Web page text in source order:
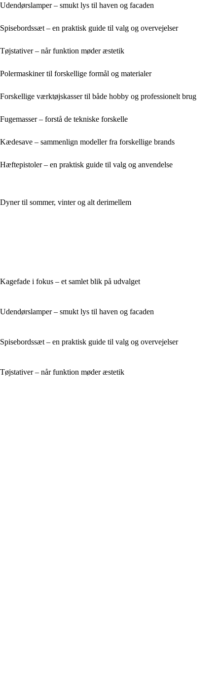
Udendørslamper – smukt lys til haven og facaden
Spisebordssæt – en praktisk guide til valg og overvejelser
Tøjstativer – når funktion møder æstetik
Polermaskiner til forskellige formål og materialer
Forskellige værktøjskasser til både hobby og professionelt brug
Fugemasser – forstå de tekniske forskelle
Kædesave – sammenlign modeller fra forskellige brands
Hæftepistoler – en praktisk guide til valg og anvendelse
Dyner til sommer, vinter og alt derimellem
Kagefade i fokus – et samlet blik på udvalget
Udendørslamper – smukt lys til haven og facaden
Spisebordssæt – en praktisk guide til valg og overvejelser
Tøjstativer – når funktion møder æstetik